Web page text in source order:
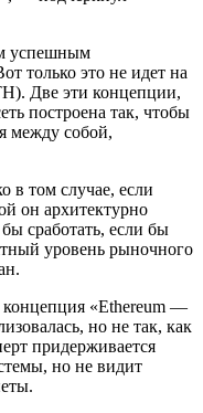
успешным
только это не идет на
Две эти концепции,
построена так, чтобы
между собой,
в том случае, если
он архитектурно
сработать, если бы
уровень рыночного
«Ethereum —
но не так, как
придерживается
но не видит